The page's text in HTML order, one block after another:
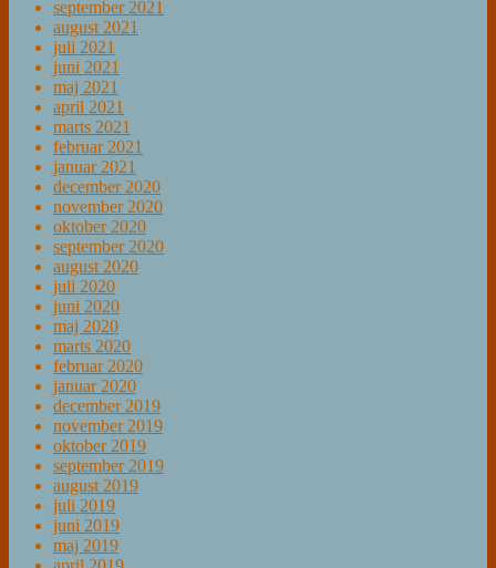
september 2021
august 2021
juli 2021
juni 2021
maj 2021
april 2021
marts 2021
februar 2021
januar 2021
december 2020
november 2020
oktober 2020
september 2020
august 2020
juli 2020
juni 2020
maj 2020
marts 2020
februar 2020
januar 2020
december 2019
november 2019
oktober 2019
september 2019
august 2019
juli 2019
juni 2019
maj 2019